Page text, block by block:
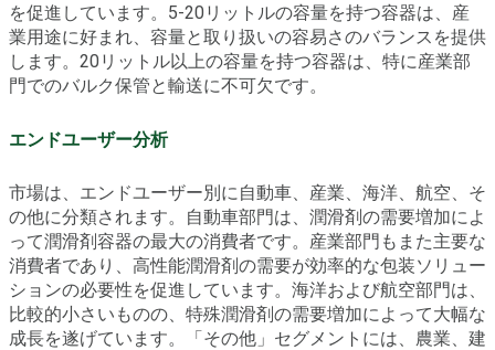
を促進しています。5-20リットルの容量を持つ容器は、産
業用途に好まれ、容量と取り扱いの容易さのバランスを提供
します。20リットル以上の容量を持つ容器は、特に産業部
門でのバルク保管と輸送に不可欠です。
エンドユーザー分析
市場は、エンドユーザー別に自動車、産業、海洋、航空、そ
の他に分類されます。自動車部門は、潤滑剤の需要増加によ
って潤滑剤容器の最大の消費者です。産業部門もまた主要な
消費者であり、高性能潤滑剤の需要が効率的な包装ソリュー
ションの必要性を促進しています。海洋および航空部門は、
比較的小さいものの、特殊潤滑剤の需要増加によって大幅な
成長を遂げています。「その他」セグメントには、農業、建